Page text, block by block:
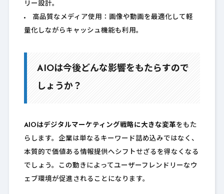
リー設計。
高品質なメディア使用：画像や動画を最適化して軽
量化しながらキャッシュ機能も利用。
AIOは今後どんな影響をもたらすので
しょうか？
AIOはデジタルマーケティング戦略に大きな変革をもた
らします。企業は単なるキーワード詰め込みではなく、
本質的で価値ある情報提供へシフトせざるを得なくなる
でしょう。この動きによってユーザーフレンドリーなウ
ェブ環境が促進されることになります。